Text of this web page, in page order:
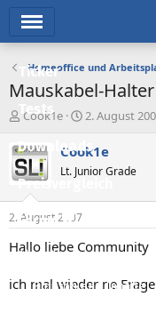
Ticker
Tests
Downloads
Preisvergleich
Forum
Aktuelles
Empfohlene Inhalte
Homeoffice und
Mauskabel-
E
s
t
e
l
e
r
Cook1e
E
s
e
t
a
2. August
Cook1e
Lt. Junior Grade
2. August 2007
Hallo liebe Community
ich mal wieder ne